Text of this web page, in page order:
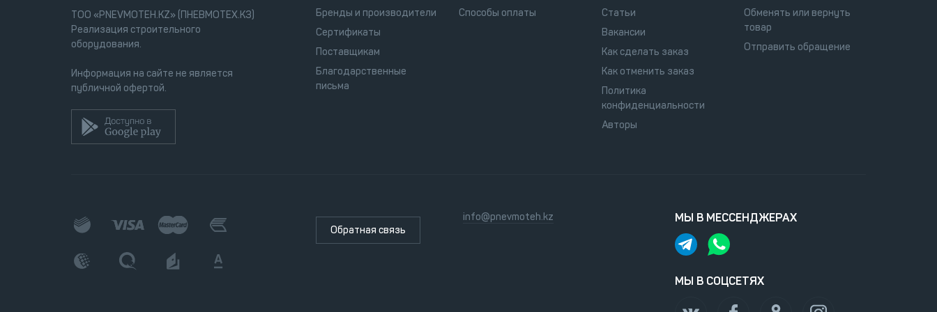
ТОО «PNEVMOTEH.KZ» (ПНЕВМОТЕХ.КЗ)
Реализация строительного
оборудования.
Информация на сайте не является
публичной офертой.
Бренды и производители
Сертификаты
Поставщикам
Благодарственные
письма
Способы оплаты
Статьи
Вакансии
Как сделать заказ
Как отменить заказ
Политика
конфиденциальности
Авторы
Обменять или вернуть
товар
Отправить обращение
Обратная связь
info@pnevmoteh.kz МЫ В МЕССЕНДЖЕРАХ
МЫ В СОЦСЕТЯХ